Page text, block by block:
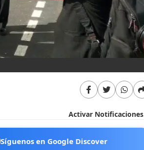
Activar Notificaciones
Síguenos en Google Discover